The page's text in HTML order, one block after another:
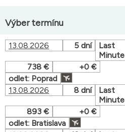
Výber termínu
13.08.2026 5 dní
Last
Minute
738 €
+0 €
odlet: Poprad
13.08.2026
8 dní
Last
Minute
893 €
+0 €
odlet: Bratislava